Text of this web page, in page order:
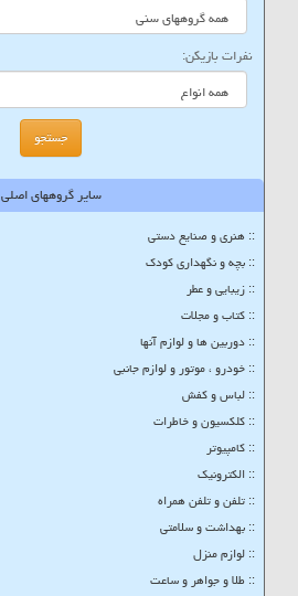
نفرات بازیکن:
سایر گروههای اصلی
:: هنری و صنایع دستی
:: بچه و نگهداری کودک
:: زیبایی و عطر
:: کتاب و مجلات
:: دوربین ها و لوازم آنها
:: خودرو ، موتور و لوازم جانبی
:: لباس و کفش
:: کلکسیون و خاطرات
:: کامپیوتر
:: الکترونیک
:: تلفن و تلفن همراه
:: بهداشت و سلامتی
:: لوازم منزل
:: طلا و جواهر و ساعت